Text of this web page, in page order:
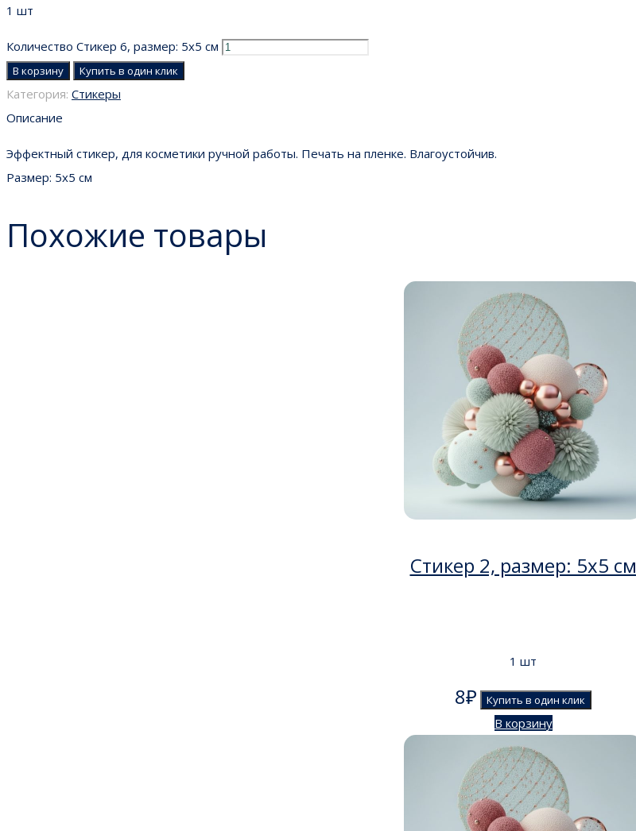
1 шт
Количество Стикер 6, размер: 5х5 см
В корзину Купить в один клик
Категория: Стикеры
Описание
Эффектный стикер, для косметики ручной работы. Печать на пленке. Влагоустойчив.
Размер: 5х5 см
Похожие товары
Стикер 2, размер: 5х5 см
1 шт
8₽ Купить в один клик
В корзину